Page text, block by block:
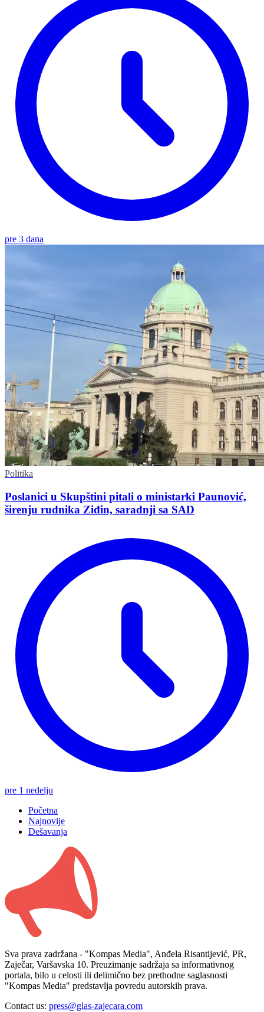
pre 3 dana
Politika
Poslanici u Skupštini pitali o ministarki Paunović,
širenju rudnika Ziđin, saradnji sa SAD
pre 1 nedelju
Početna
Najnovije
Dešavanja
Sva prava zadržana - "Kompas Media", Anđela Risantijević, PR,
Zaječar, Varšavska 10. Preuzimanje sadržaja sa informativnog
portala, bilo u celosti ili delimično bez prethodne saglasnosti
"Kompas Media" predstavlja povredu autorskih prava.
Contact us: press@glas-zajecara.com